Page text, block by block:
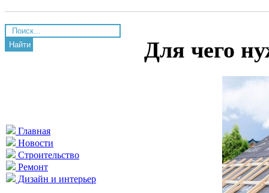
Найти
Главная
Новости
Строительство
Ремонт
Дизайн и интерьер
Для чего